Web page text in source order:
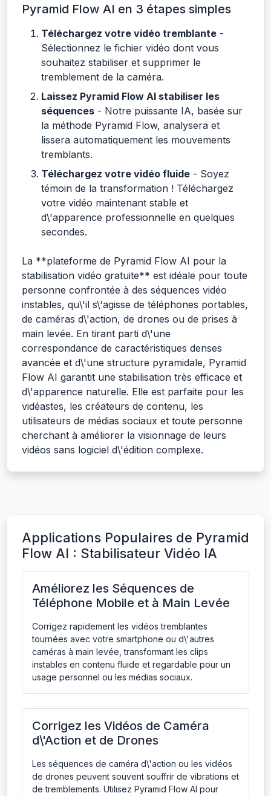
Pyramid Flow AI en 3 étapes simples
Téléchargez votre vidéo tremblante -
Sélectionnez le fichier vidéo dont vous
souhaitez stabiliser et supprimer le
tremblement de la caméra.
Laissez Pyramid Flow AI stabiliser les
séquences - Notre puissante IA, basée sur
la méthode Pyramid Flow, analysera et
lissera automatiquement les mouvements
tremblants.
Téléchargez votre vidéo fluide - Soyez
témoin de la transformation ! Téléchargez
votre vidéo maintenant stable et
d\'apparence professionnelle en quelques
secondes.
La **plateforme de Pyramid Flow AI pour la
stabilisation vidéo gratuite** est idéale pour toute
personne confrontée à des séquences vidéo
instables, qu\'il s\'agisse de téléphones portables,
de caméras d\'action, de drones ou de prises à
main levée. En tirant parti d\'une
correspondance de caractéristiques denses
avancée et d\'une structure pyramidale, Pyramid
Flow AI garantit une stabilisation très efficace et
d\'apparence naturelle. Elle est parfaite pour les
vidéastes, les créateurs de contenu, les
utilisateurs de médias sociaux et toute personne
cherchant à améliorer la visionnage de leurs
vidéos sans logiciel d\'édition complexe.
Applications Populaires de Pyramid
Flow AI : Stabilisateur Vidéo IA
Améliorez les Séquences de
Téléphone Mobile et à Main Levée
Corrigez rapidement les vidéos tremblantes
tournées avec votre smartphone ou d\'autres
caméras à main levée, transformant les clips
instables en contenu fluide et regardable pour un
usage personnel ou les médias sociaux.
Corrigez les Vidéos de Caméra
d\'Action et de Drones
Les séquences de caméra d\'action ou les vidéos
de drones peuvent souvent souffrir de vibrations et
de tremblements. Utilisez Pyramid Flow AI pour